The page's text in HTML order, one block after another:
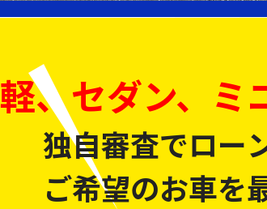
軽、セダン、ミ
独自審査でロー
ご希望のお車を